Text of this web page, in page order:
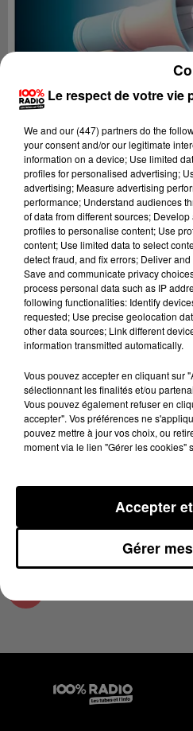
Lecture (4 min 25 sec)
100%
100% Radio les infos de
18 avril 2024 - 4 min 25 sec
LES INFOS DE
07H59
Podcasts infos de l'Hérault
Le respect de votre vie
We and our (447) partnersdo the
your consent and/or our legitimate
information on a device; Use limited
profiles for personalised advertising;
advertising; Measure advertising
performance; Understand audiences
of data from different sources;
profiles to personalise content; Use
content; Use limited data to select
detect fraud, and fix errors; Deliver
Save and communicate privacy
process personal data such as IP
following functionalities: Identify
requested; Use precise geolocation
other data sources; Link different
information transmitted automatically.
Vous pouvez accepter en cliquant sur
sélectionnant les finalités et/ou
Vous pouvez également refuser en
accepter". Vos préférences ne
pouvez mettre à jour vos choix, ou
moment via le lien "Gérer les cookies"
Gérer
Accepter